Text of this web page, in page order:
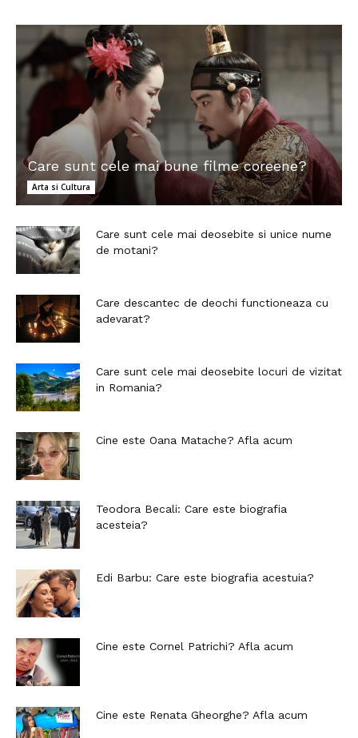
Care sunt cele mai bune filme coreene?
Arta si Cultura
Care sunt cele mai deosebite si unice nume
de motani?
Care descantec de deochi functioneaza cu
adevarat?
Care sunt cele mai deosebite locuri de vizitat
in Romania?
Cine este Oana Matache? Afla acum
Teodora Becali: Care este biografia
acesteia?
Edi Barbu: Care este biografia acestuia?
Cine este Cornel Patrichi? Afla acum
Cine este Renata Gheorghe? Afla acum